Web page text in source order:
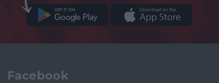
Facebook